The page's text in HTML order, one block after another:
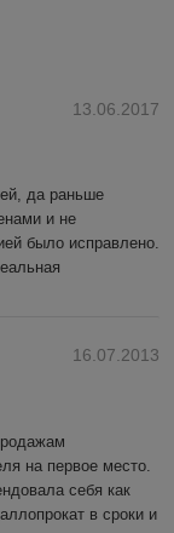
13.06.2017
да раньше
и не
было исправлено.
16.07.2013
на первое место.
себя как
в сроки и